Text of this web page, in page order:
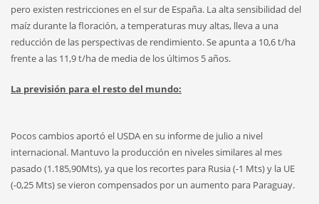
pero existen restricciones en el sur de España. La alta sensibilidad del
maíz durante la floración, a temperaturas muy altas, lleva a una
reducción de las perspectivas de rendimiento. Se apunta a 10,6 t/ha
frente a las 11,9 t/ha de media de los últimos 5 años.
La previsión para el resto del mundo:
Pocos cambios aportó el USDA en su informe de julio a nivel
internacional. Mantuvo la producción en niveles similares al mes
pasado (1.185,90Mts), ya que los recortes para Rusia (-1 Mts) y la UE
(-0,25 Mts) se vieron compensados por un aumento para Paraguay.